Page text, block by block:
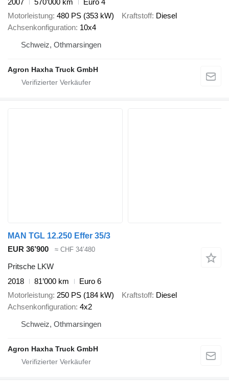
2007 570’000 km
Euro 4
Motorleistung 480 PS (353 kW) Kraftstoff Diesel
Achsenkonfiguration 10x4
Schweiz, Othmarsingen
Agron Haxha Truck GmbH
MAN TGL 12.250 Effer 35/3
EUR 36’900
≈ CHF 34’480
Pritsche LKW
2018
81’000 km
Euro 6
Motorleistung 250 PS (184 kW) Kraftstoff Diesel
Achsenkonfiguration 4x2
Schweiz, Othmarsingen
Agron Haxha Truck GmbH